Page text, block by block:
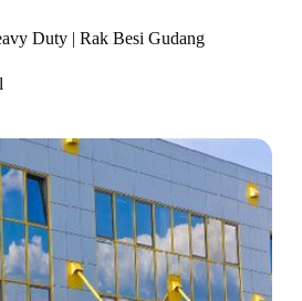
Duty | Rak Besi Gudang